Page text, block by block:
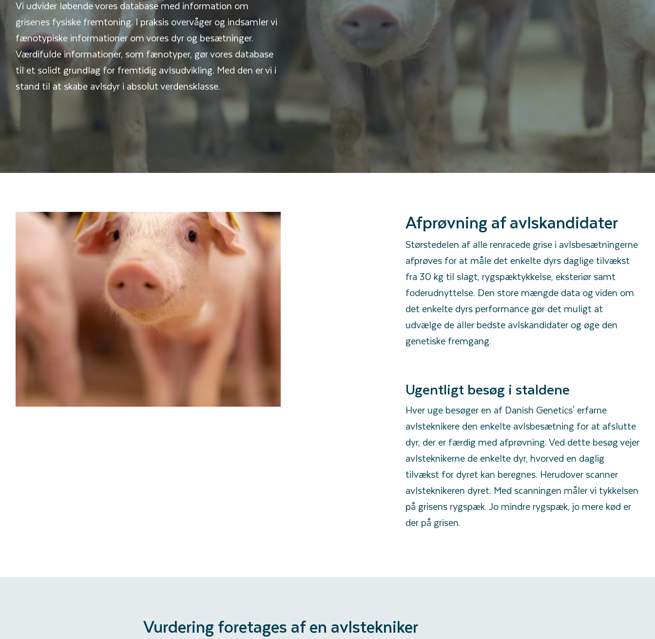
Vi udvider løbende vores database med information om
grisenes fysiske fremtoning. I praksis overvåger og indsamler vi
fænotypiske informationer om vores dyr og besætninger.
Værdifulde informationer, som fænotyper, gør vores database
til et solidt grundlag for fremtidig avlsudvikling. Med den er vi i
stand til at skabe avlsdyr i absolut verdensklasse.
Afprøvning af avlskandidater
Størstedelen af alle renracede grise i avlsbesætningerne
afprøves for at måle det enkelte dyrs daglige tilvækst
fra 30 kg til slagt, rygspæktykkelse, eksteriør samt
foderudnyttelse. Den store mængde data og viden om
det enkelte dyrs performance gør det muligt at
udvælge de aller bedste avlskandidater og øge den
genetiske fremgang.
Ugentligt besøg i staldene
Hver uge besøger en af Danish Genetics' erfarne
avlsteknikere den enkelte avlsbesætning for at afslutte
dyr, der er færdig med afprøvning. Ved dette besøg vejer
avlsteknikerne de enkelte dyr, hvorved en daglig
tilvækst for dyret kan beregnes. Herudover scanner
avlsteknikeren dyret. Med scanningen måler vi tykkelsen
på grisens rygspæk. Jo mindre rygspæk, jo mere kød er
der på grisen.
Vurdering foretages af en avlstekniker